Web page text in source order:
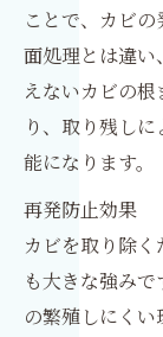
ことで、カビ
面処理とは違い
えないカビの
り、取り残し
能になります。
再発防止効果
カビを取り除
も大きな強み
の繁殖しにく